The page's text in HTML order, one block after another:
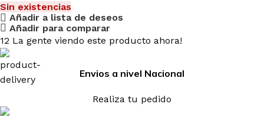
Sin existencias
Añadir a lista de deseos
Añadir para comparar
12 La gente viendo este producto ahora!
Envios a nivel Nacional
Realiza tu pedido